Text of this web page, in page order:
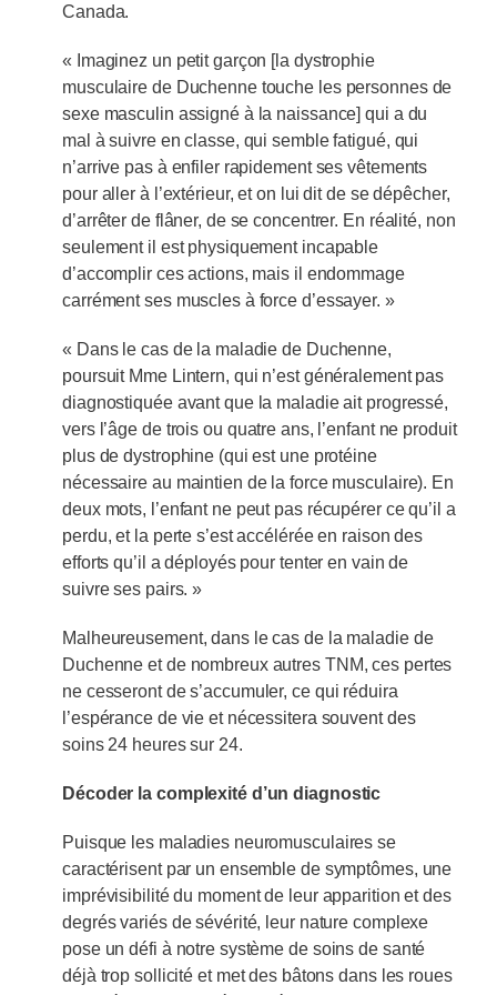
Canada.
« Imaginez un petit garçon [la dystrophie
musculaire de Duchenne touche les personnes de
sexe masculin assigné à la naissance] qui a du
mal à suivre en classe, qui semble fatigué, qui
n’arrive pas à enfiler rapidement ses vêtements
pour aller à l’extérieur, et on lui dit de se dépêcher,
d’arrêter de flâner, de se concentrer. En réalité, non
seulement il est physiquement incapable
d’accomplir ces actions, mais il endommage
carrément ses muscles à force d’essayer. »
« Dans le cas de la maladie de Duchenne,
poursuit Mme Lintern, qui n’est généralement pas
diagnostiquée avant que la maladie ait progressé,
vers l’âge de trois ou quatre ans, l’enfant ne produit
plus de dystrophine (qui est une protéine
nécessaire au maintien de la force musculaire). En
deux mots, l’enfant ne peut pas récupérer ce qu’il a
perdu, et la perte s’est accélérée en raison des
efforts qu’il a déployés pour tenter en vain de
suivre ses pairs. »
Malheureusement, dans le cas de la maladie de
Duchenne et de nombreux autres TNM, ces pertes
ne cesseront de s’accumuler, ce qui réduira
l’espérance de vie et nécessitera souvent des
soins 24 heures sur 24.
Décoder la complexité d’un diagnostic
Puisque les maladies neuromusculaires se
caractérisent par un ensemble de symptômes, une
imprévisibilité du moment de leur apparition et des
degrés variés de sévérité, leur nature complexe
pose un défi à notre système de soins de santé
déjà trop sollicité et met des bâtons dans les roues